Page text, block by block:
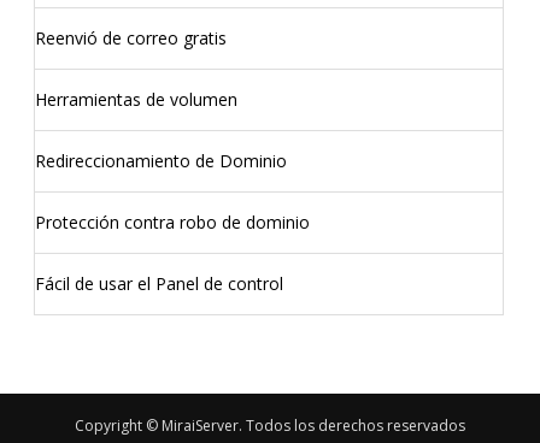
Reenvió de correo gratis
Herramientas de volumen
Redireccionamiento de Dominio
Protección contra robo de dominio
Fácil de usar el Panel de control
Copyright © MiraiServer. Todos los derechos reservados